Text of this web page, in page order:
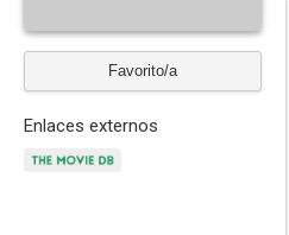
Favorito/a
Enlaces externos